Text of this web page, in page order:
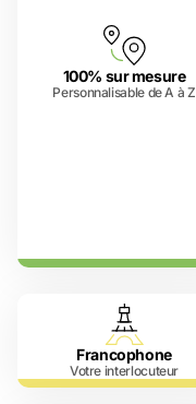
100% sur mesure
Personnalisable de A à Z
Francophone
Votre interlocuteur